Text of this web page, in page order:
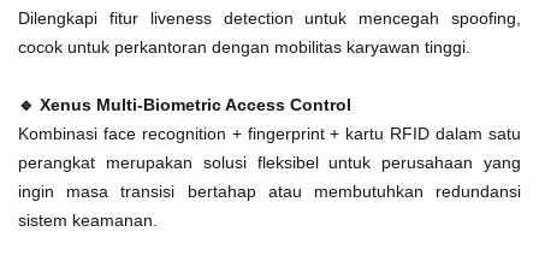
Dilengkapi fitur liveness detection untuk mencegah spoofing,
cocok untuk perkantoran dengan mobilitas karyawan tinggi.
🔹 Xenus Multi-Biometric Access Control
Kombinasi face recognition + fingerprint + kartu RFID dalam satu
perangkat merupakan solusi fleksibel untuk perusahaan yang
ingin masa transisi bertahap atau membutuhkan redundansi
sistem keamanan.